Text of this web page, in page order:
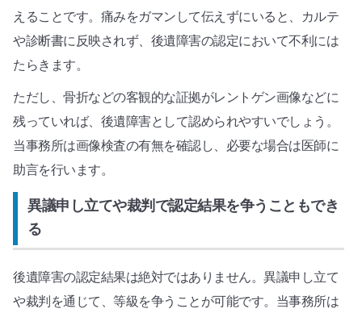
えることです。痛みをガマンして伝えずにいると、カルテ
や診断書に反映されず、後遺障害の認定において不利には
たらきます。
ただし、骨折などの客観的な証拠がレントゲン画像などに
残っていれば、後遺障害として認められやすいでしょう。
当事務所は画像検査の有無を確認し、必要な場合は医師に
助言を行います。
異議申し立てや裁判で認定結果を争うこともでき
る
後遺障害の認定結果は絶対ではありません。異議申し立て
や裁判を通じて、等級を争うことが可能です。当事務所は